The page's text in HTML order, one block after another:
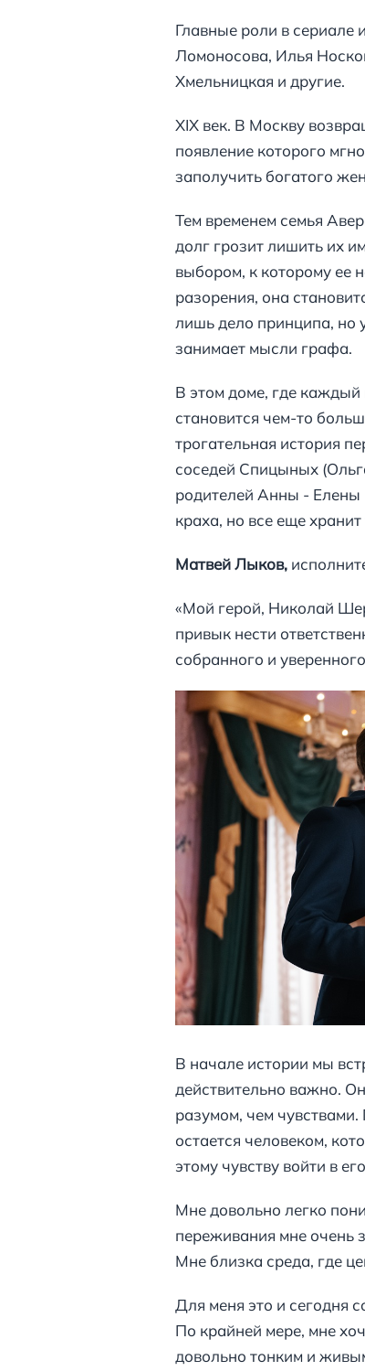
Главные роли в сериале
Ломоносова, Илья
Хмельницкая и другие.
XIX век. В Москву
появление которого
заполучить богатого
Тем временем семья
долг грозит лишить их
выбором, к которому ее
разорения, она
лишь дело принципа, но
занимает мысли графа.
В этом доме, где каждый
становится чем-то
трогательная история
соседей Спицыных
родителей Анны - Елены
краха, но все еще
Матвей Лыков,
«Мой герой, Николай
привык нести
собранного и
В начале истории мы
действительно важно.
разумом, чем
остается человеком,
этому чувству войти в
Мне довольно легко
переживания мне очень
Мне близка среда, где
Для меня это и сегодня
По крайней мере, мне
довольно тонким и